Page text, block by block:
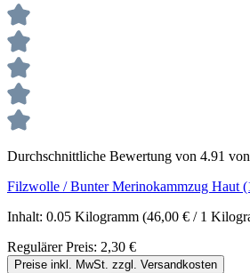
Durchschnittliche Bewertung von 4.91
Filzwolle / Bunter Merinokammzug Haut
Inhalt: 0.05 Kilogramm (46,00 € / 1
Regulärer Preis: 2,30 €
Preise inkl. MwSt. zzgl. Versandkosten